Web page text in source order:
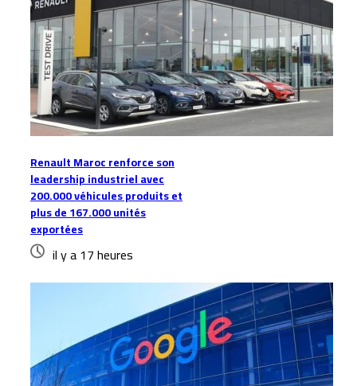
Renault Maroc renforce son
leadership industriel avec
200.000 véhicules produits et
plus de 167.000 unités
exportées
il y a 17 heures